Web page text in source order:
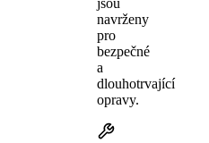
navrženy
pro
bezpečné
a
dlouhotrvající
opravy.